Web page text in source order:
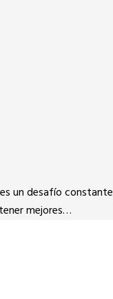
un desafío
mejores…